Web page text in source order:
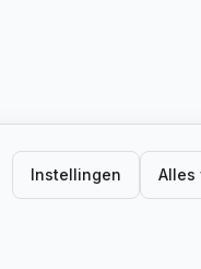
Instellingen Alles